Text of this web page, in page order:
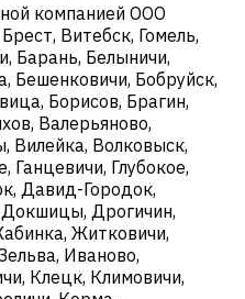
компанией ООО
Витебск, Гомель,
Барань, Белыничи,
Бешенковичи, Бобруйск,
Борисов, Брагин,
Валерьяново,
Вилейка, Волковыск,
Глубокое,
Давид-Городок,
Дрогичин,
Житковичи,
Иваново,
Клецк, Климовичи,